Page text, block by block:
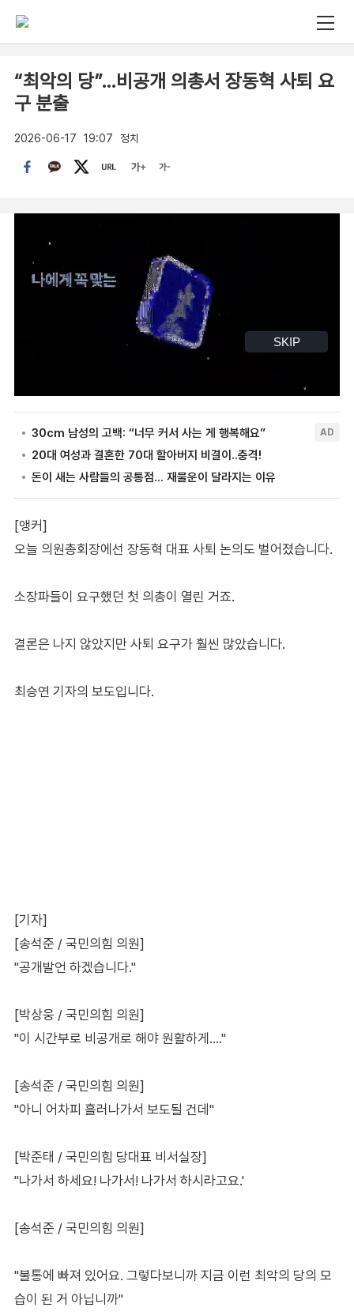
“최악의 당”…비공개 의총서 장동혁 사퇴 요
구 분출
2026-06-17 19:07 정치
[앵커]
오늘 의원총회장에선 장동혁 대표 사퇴 논의도 벌어졌습니다.
소장파들이 요구했던 첫 의총이 열린 거죠.
결론은 나지 않았지만 사퇴 요구가 훨씬 많았습니다.
최승연 기자의 보도입니다.
[기자]
[송석준 / 국민의힘 의원]
"공개발언 하겠습니다."
[박상웅 / 국민의힘 의원]
"이 시간부로 비공개로 해야 원활하게…."
[송석준 / 국민의힘 의원]
"아니 어차피 흘러나가서 보도될 건데"
[박준태 / 국민의힘 당대표 비서실장]
"나가서 하세요! 나가서! 나가서 하시라고요.'
[송석준 / 국민의힘 의원]
"불통에 빠져 있어요. 그렇다보니까 지금 이런 최악의 당의 모
습이 된 거 아닙니까"